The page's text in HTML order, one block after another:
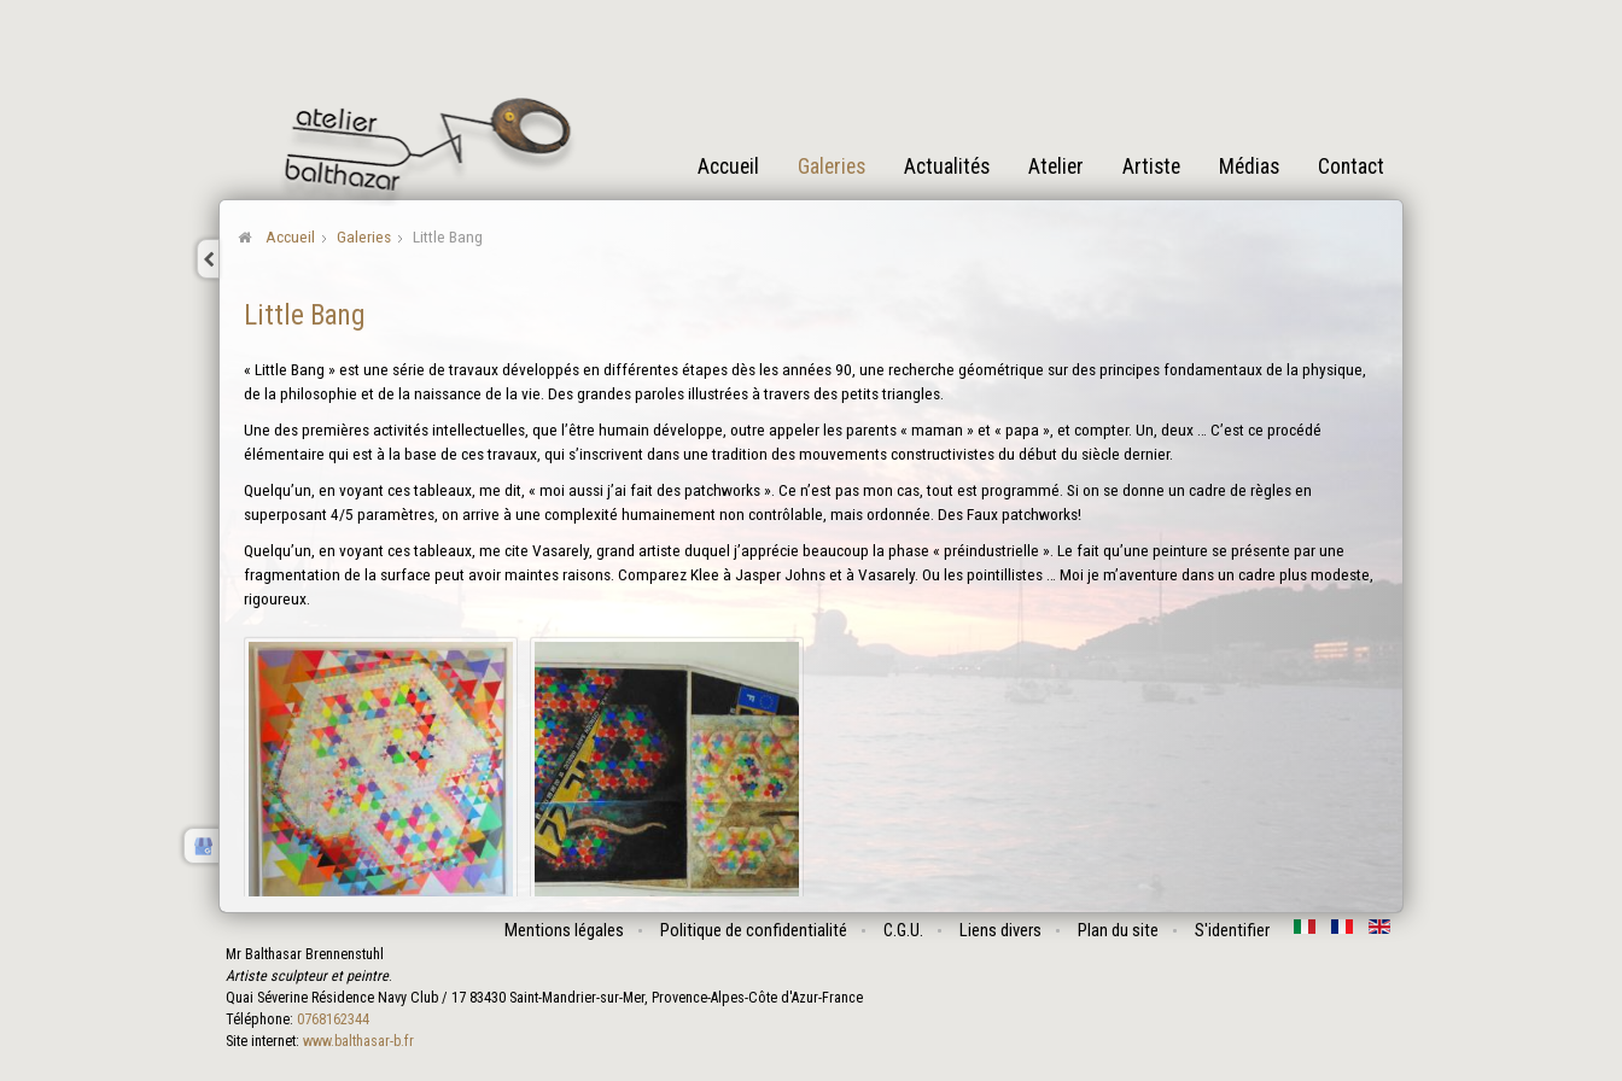
Accueil Galeries Actualités Atelier Artiste Médias Contact
Accueil Galeries Little Bang
Little Bang
« Little Bang » est une série de travaux développés en différentes étapes dès les années 90, une recherche géométrique sur des principes fondamentaux de la physique,
de la philosophie et de la naissance de la vie. Des grandes paroles illustrées à travers des petits triangles.
Une des premières activités intellectuelles, que l’être humain développe, outre appeler les parents « maman » et « papa », et compter. Un, deux … C’est ce procédé
élémentaire qui est à la base de ces travaux, qui s’inscrivent dans une tradition des mouvements constructivistes du début du siècle dernier.
Quelqu’un, en voyant ces tableaux, me dit, « moi aussi j’ai fait des patchworks ». Ce n’est pas mon cas, tout est programmé. Si on se donne un cadre de règles en
superposant 4/5 paramètres, on arrive à une complexité humainement non contrôlable, mais ordonnée. Des Faux patchworks!
Quelqu’un, en voyant ces tableaux, me cite Vasarely, grand artiste duquel j’apprécie beaucoup la phase « préindustrielle ». Le fait qu’une peinture se présente par une
fragmentation de la surface peut avoir maintes raisons. Comparez Klee à Jasper Johns et à Vasarely. Ou les pointillistes … Moi je m’aventure dans un cadre plus modeste,
rigoureux.
Mentions légales Politique de confidentialité C.G.U. Liens divers Plan du site S'identifier
Mr Balthasar Brennenstuhl
Artiste sculpteur et peintre.
Quai Séverine Résidence Navy Club / 17 83430 Saint-Mandrier-sur-Mer, Provence-Alpes-Côte d'Azur-France
Téléphone: 0768162344
Site internet: www.balthasar-b.fr